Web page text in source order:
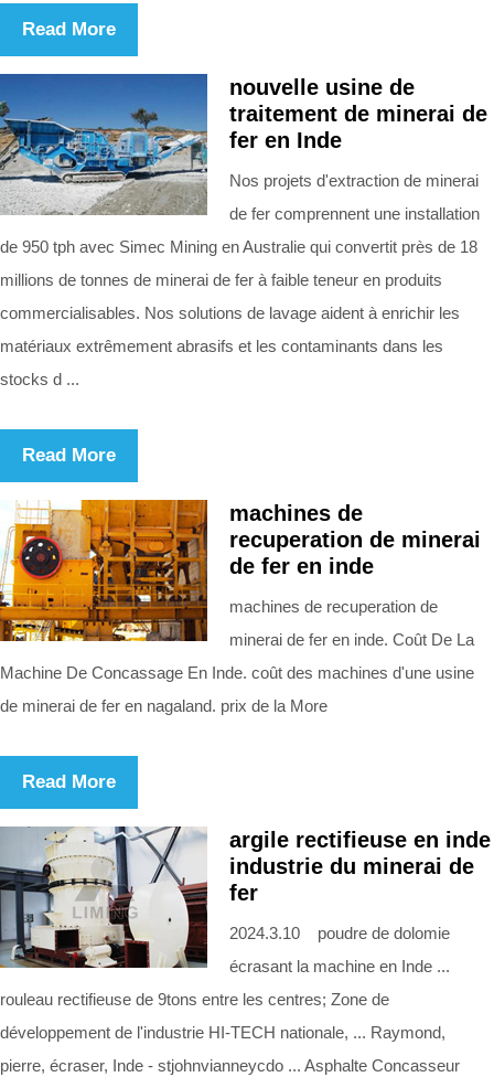
Read More
nouvelle usine de
traitement de minerai de
fer en Inde
Nos projets d'extraction de minerai
de fer comprennent une installation
de 950 tph avec Simec Mining en Australie qui convertit près de 18
millions de tonnes de minerai de fer à faible teneur en produits
commercialisables. Nos solutions de lavage aident à enrichir les
matériaux extrêmement abrasifs et les contaminants dans les
stocks d ...
Read More
machines de
recuperation de minerai
de fer en inde
machines de recuperation de
minerai de fer en inde. Coût De La
Machine De Concassage En Inde. coût des machines d'une usine
de minerai de fer en nagaland. prix de la More
Read More
argile rectifieuse en inde
industrie du minerai de
fer
2024.3.10 poudre de dolomie
écrasant la machine en Inde ...
rouleau rectifieuse de 9tons entre les centres; Zone de
développement de l'industrie HI-TECH nationale, ... Raymond,
pierre, écraser, Inde - stjohnvianneycdo ... Asphalte Concasseur